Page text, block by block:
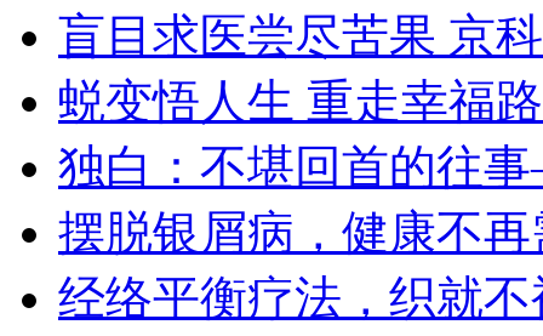
盲目求医尝尽苦果 京
蜕变悟人生 重走幸福路
独白：不堪回首的往
摆脱银屑病，健康不
经络平衡疗法，织就